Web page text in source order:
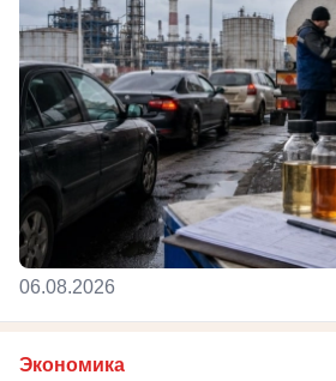
06.08.2026
Экономика